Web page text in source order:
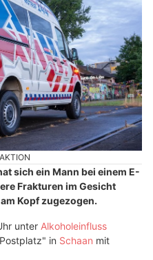
sich ein Mann bei einem E-
Frakturen im Gesicht
Kopf zugezogen.
unter Alkoholeinfluss
in Schaan mit